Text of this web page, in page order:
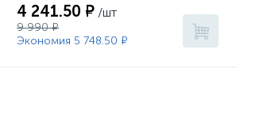
4 241.50 ₽ /шт
9 990 ₽
Экономия 5 748.50 ₽